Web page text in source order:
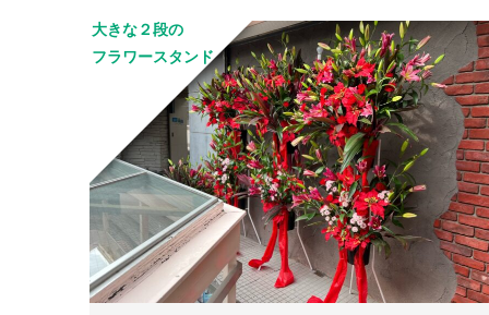
大きな２段の
フラワースタンド